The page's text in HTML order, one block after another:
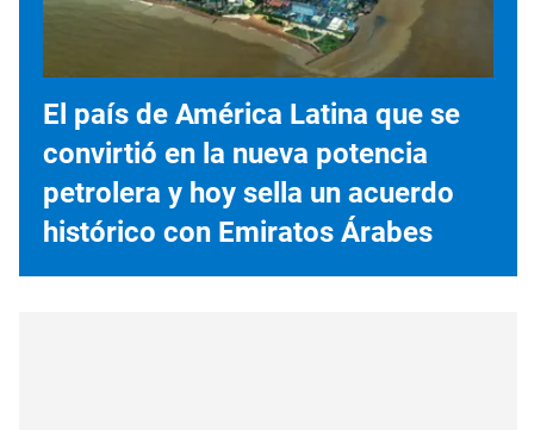
El país de América Latina que se
convirtió en la nueva potencia
petrolera y hoy sella un acuerdo
histórico con Emiratos Árabes